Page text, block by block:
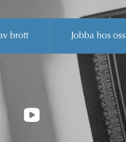
brott Jobba hos oss